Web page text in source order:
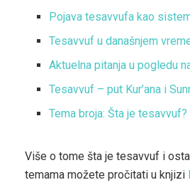
Pojava tesavvufa kao
Tesavvuf u današnjem
Aktuelna pitanja u pogledu
Tesavvuf – put Kur’ana i
Tema broja: Šta je tesavvuf?
Više o tome šta je tesavvuf i
temama možete pročitati u knjizi